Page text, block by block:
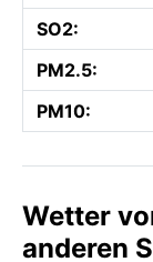
SO2:
PM2.5:
PM10:
Wetter
anderen